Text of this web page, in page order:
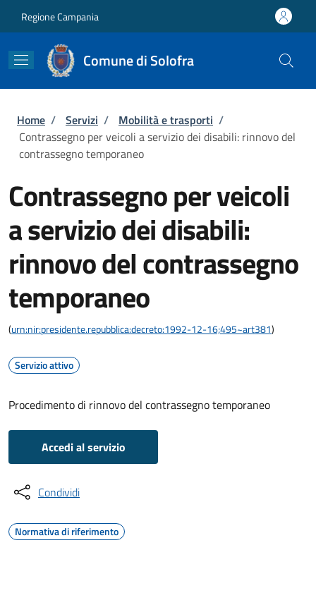
Regione Campania
Comune di Solofra
Briciole di pane
Home / Servizi / Mobilità e trasporti /
Contrassegno per veicoli a servizio dei disabili: rinnovo del
contrassegno temporaneo
Contrassegno per veicoli
a servizio dei disabili:
rinnovo del contrassegno
temporaneo
(urn:nir:presidente.repubblica:decreto:1992-12-16;495~art381)
Servizio attivo
Procedimento di rinnovo del contrassegno temporaneo
Accedi al servizio
Condividi
Normativa di riferimento